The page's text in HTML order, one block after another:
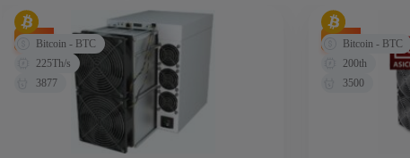
-28%Bitcoin - BTC
225Th/s
3877
-9%Bitcoin - BTC
200th
3500